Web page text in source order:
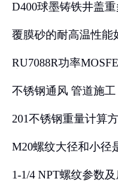
D400球墨铸铁井盖
覆膜砂的耐高温性能
RU7088R功率
不锈钢通风 管道施工
201不锈钢重量计算
M20螺纹大径和小径
1-1/4 NPT螺纹参数